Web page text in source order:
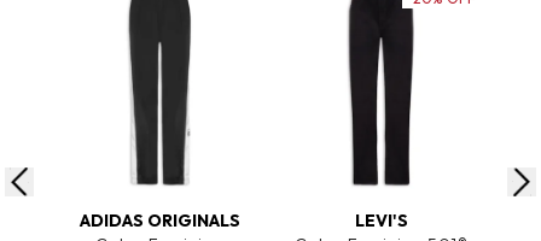
ADICIONAR AO CARRINHO
ADIDAS ORIGINALS
ADICIONAR AO CARRINHO
LEVI'S